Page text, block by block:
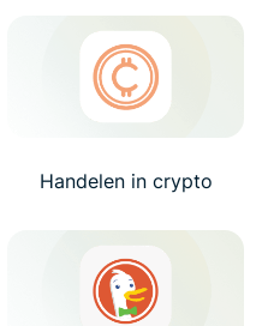
Handelen in crypto